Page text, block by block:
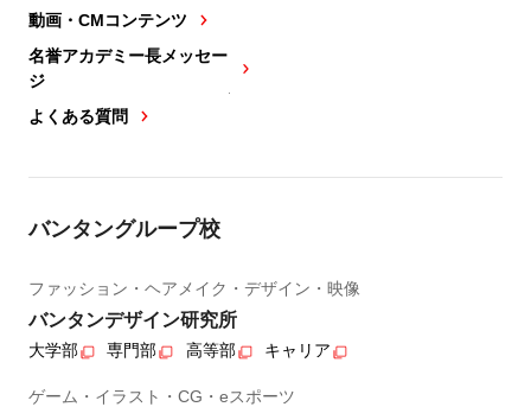
動画・CMコンテンツ
名誉アカデミー長メッセー
ジ
よくある質問
バンタングループ校
ファッション・ヘアメイク・デザイン・映像
バンタンデザイン研究所
大学部 専門部 高等部 キャリア
ゲーム・イラスト・CG・eスポーツ